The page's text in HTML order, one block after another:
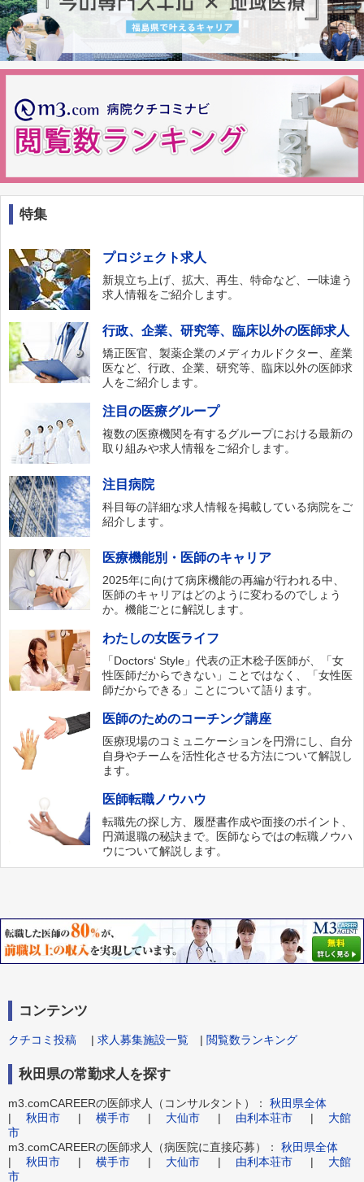
特集
プロジェクト求人
新規立ち上げ、拡大、再生、特命など、一味違う
求人情報をご紹介します。
行政、企業、研究等、臨床以外の医師求人
矯正医官、製薬企業のメディカルドクター、産業
医など、行政、企業、研究等、臨床以外の医師求
人をご紹介します。
注目の医療グループ
複数の医療機関を有するグループにおける最新の
取り組みや求人情報をご紹介します。
注目病院
科目毎の詳細な求人情報を掲載している病院をご
紹介します。
医療機能別・医師のキャリア
2025年に向けて病床機能の再編が行われる中、
医師のキャリアはどのように変わるのでしょう
か。機能ごとに解説します。
わたしの女医ライフ
「Doctors‘ Style」代表の正木稔子医師が、「女
性医師だからできない」ことではなく、「女性医
師だからできる」ことについて語ります。
医師のためのコーチング講座
医療現場のコミュニケーションを円滑にし、自分
自身やチームを活性化させる方法について解説し
ます。
医師転職ノウハウ
転職先の探し方、履歴書作成や面接のポイント、
円満退職の秘訣まで。医師ならではの転職ノウハ
ウについて解説します。
コンテンツ
クチコミ投稿 | 求人募集施設一覧 | 閲覧数ランキング
秋田県の常勤求人を探す
m3.comCAREERの医師求人（コンサルタント）： 秋田県全体
| 秋田市 | 横手市 | 大仙市 | 由利本荘市 | 大館
市
m3.comCAREERの医師求人（病医院に直接応募）： 秋田県全体
| 秋田市 | 横手市 | 大仙市 | 由利本荘市 | 大館
市